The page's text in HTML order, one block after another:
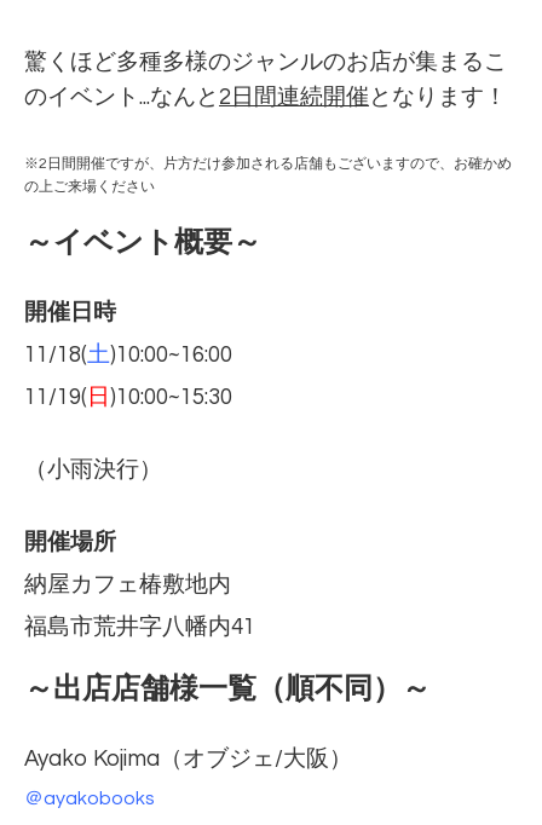
驚くほど多種多様のジャンルのお店が集まるこ
のイベント...なんと 2日間連続開催 となります！
※2日間開催ですが、片方だけ参加される店舗もございますので、お確かめ
の上ご来場ください
～イベント概要～
開催日時
11/18(土)10:00~16:00
11/19( 日 )10:00~15:30
（小雨決行）
開催場所
納屋カフェ椿敷地内
福島市荒井字八幡内41
～出店店舗様一覧（順不同）～
Ayako Kojima（オブジェ/大阪）
＠ayakobooks